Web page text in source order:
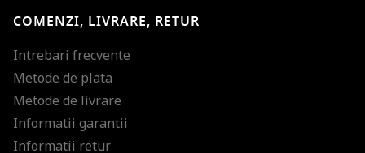
COMENZI, LIVRARE, RETUR
Intrebari frecvente
Metode de plata
Metode de livrare
Informatii garantii
Informatii retur